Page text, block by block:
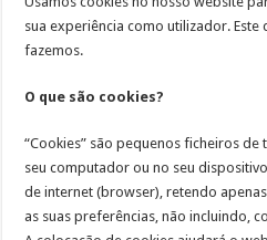
sua experiência como utilizador.
fazemos.
O que são cookies?
“Cookies” são pequenos ficheiros
seu computador ou no seu
de internet (browser), retendo
as suas preferências, não incluindo,